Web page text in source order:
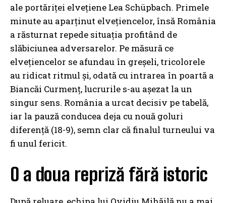
ale portăriței elvețiene Lea Schüpbach. Primele
minute au aparținut elvețiencelor, însă România
a răsturnat repede situația profitând de
slăbiciunea adversarelor. Pe măsură ce
elvețiencelor se afundau în greșeli, tricolorele
au ridicat ritmul și, odată cu intrarea în poartă a
Biancăi Curmenț, lucrurile s-au așezat la un
singur sens. România a urcat decisiv pe tabelă,
iar la pauză conducea deja cu nouă goluri
diferență (18-9), semn clar că finalul turneului va
fi unul fericit.
O a doua repriză fără istoric